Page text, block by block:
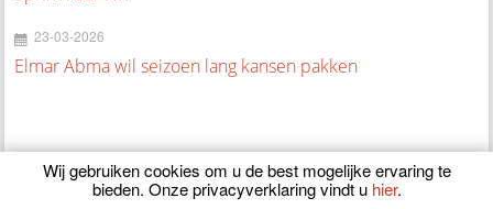
23-03-2026
Elmar Abma wil seizoen lang kansen pakken
Wij gebruiken cookies om u de best mogelijke ervaring te
bieden. Onze privacyverklaring vindt u hier.